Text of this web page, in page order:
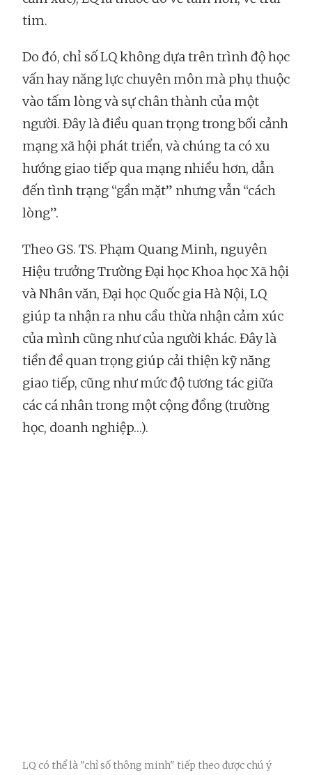
tim.
Do đó, chỉ số LQ không dựa trên trình độ học
vấn hay năng lực chuyên môn mà phụ thuộc
vào tấm lòng và sự chân thành của một
người. Đây là điều quan trọng trong bối cảnh
mạng xã hội phát triển, và chúng ta có xu
hướng giao tiếp qua mạng nhiều hơn, dẫn
đến tình trạng “gần mặt” nhưng vẫn “cách
lòng”.
Theo GS. TS. Phạm Quang Minh, nguyên
Hiệu trưởng Trường Đại học Khoa học Xã hội
và Nhân văn, Đại học Quốc gia Hà Nội, LQ
giúp ta nhận ra nhu cầu thừa nhận cảm xúc
của mình cũng như của người khác. Đây là
tiền đề quan trọng giúp cải thiện kỹ năng
giao tiếp, cũng như mức độ tương tác giữa
các cá nhân trong một cộng đồng (trường
học, doanh nghiệp…).
LQ có thể là "chỉ số thông minh" tiếp theo được chú ý